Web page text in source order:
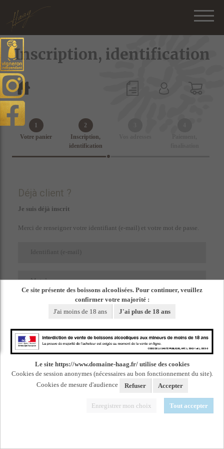
Inscription, identification
1
Votre panier
2
Inscription,
identification
Déjà client ?
Je suis déjà inscrit
Merci de renseigner votre identifiant (e-mail) et votre mot de passe.
Identifiant (e-mail)
Mot de passe
Cliquez surmot de passe oubliépour créer un nouveau mot de passe.
Nouveau client ?
Ce site présente des boissons alcoolisées. Pour continuer, veuillez
confirmer votre majorité :
J'ai moins de 18 ans
J'ai plus de 18 ans
Le site https://www.domaine-haag.fr/ utilise des cookies
Cookies de session anonymes (nécessaires au bon fonctionnement du site).
Cookies de mesure d'audience
Refuser Accepter
Enregistrer mon choix Tout accepter